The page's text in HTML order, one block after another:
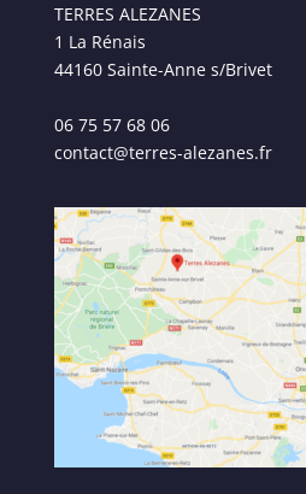
TERRES ALEZANES
1 La Rénais
44160 Sainte-Anne s/Brivet
06 75 57 68 06
contact@terres-alezanes.fr